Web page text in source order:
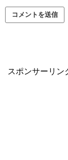
スポンサーリン